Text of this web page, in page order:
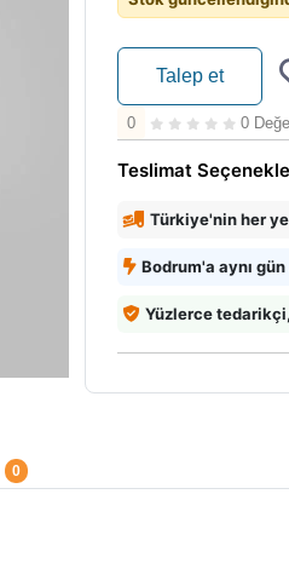
Talep et
0 0
Teslimat
Türkiye'nin her
Bodrum'a aynı
Yüzlerce
0